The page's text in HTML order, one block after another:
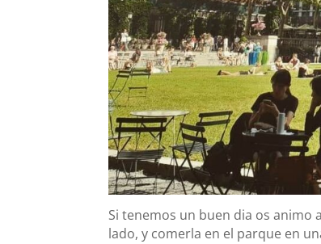
Si tenemos un buen dia os
lado, y comerla en el parque en